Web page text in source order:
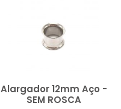
Alargador 12mm Aço -
SEM ROSCA